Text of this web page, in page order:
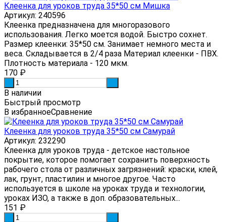
Клеенка для уроков труда 35*50 см Мишка
Артикул: 240596
Клеенка предназначена для многоразового
использования. Легко моется водой. Быстро сохнет.
Размер клеенки: 35*50 см. Занимает немного места и
веса. Складывается в 2/4 раза Материал клеенки - ПВХ.
Плотность материала - 120 мкм.
170 ₽
В наличии
Быстрый просмотр
В избранноеСравнение
Клеенка для уроков труда 35*50 см Самурай
Артикул: 232290
Клеенка для уроков труда - детское настольное
покрытие, которое помогает сохранить поверхность
рабочего стола от различных загрязнений: краски, клей,
лак, грунт, пластилин и многое другое. Часто
используется в школе на уроках труда и технологии,
уроках ИЗО, а также в доп. образовательных...
151 ₽